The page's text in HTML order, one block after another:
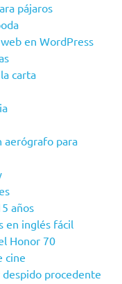
pájaros
en WordPress
carta
aerógrafo para
años
en inglés fácil
Honor 70
cine
procedente